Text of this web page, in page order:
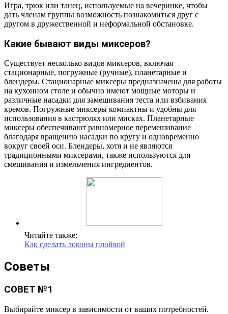
Игра, трюк или танец, используемые на вечеринке, чтобы
дать членам группы возможность познакомиться друг с
другом в дружественной и неформальной обстановке.
Какие бывают виды миксеров?
Существует несколько видов миксеров, включая
стационарные, погружные (ручные), планетарные и
блендеры. Стационарные миксеры предназначены для работы
на кухонном столе и обычно имеют мощные моторы и
различные насадки для замешивания теста или взбивания
кремов. Погружные миксеры компактны и удобны для
использования в кастрюлях или мисках. Планетарные
миксеры обеспечивают равномерное перемешивание
благодаря вращению насадки по кругу и одновременно
вокруг своей оси. Блендеры, хотя и не являются
традиционными миксерами, также используются для
смешивания и измельчения ингредиентов.
Читайте также:
Как сделать локоны плойкой
Советы
СОВЕТ №1
Выбирайте миксер в зависимости от ваших потребностей.